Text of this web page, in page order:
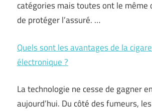
catégories mais toutes ont le même
de protéger l’assuré. …
Quels sont les avantages de la
électronique ?
La technologie ne cesse de gagner
aujourd’hui. Du côté des fumeurs,